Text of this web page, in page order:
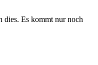
dies. Es kommt nur noch